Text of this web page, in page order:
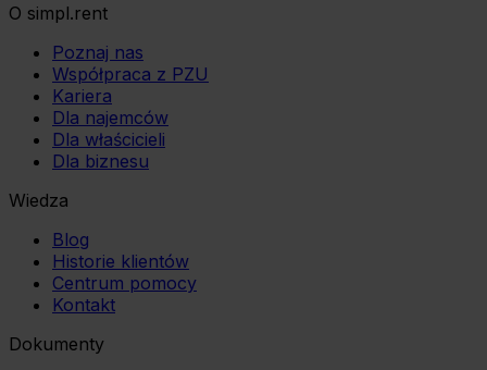
O simpl.rent
Poznaj nas
Współpraca z PZU
Kariera
Dla najemców
Dla właścicieli
Dla biznesu
Wiedza
Blog
Historie klientów
Centrum pomocy
Kontakt
Dokumenty